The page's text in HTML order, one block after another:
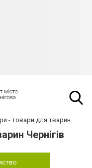
- товари для тварин
Чернігів